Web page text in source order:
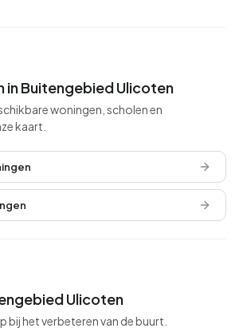
in Buitengebied Ulicoten
woningen, scholen en
kaart.
Ulicoten
bij het verbeteren van de buurt.